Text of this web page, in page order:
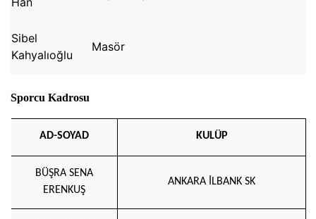
Sibel
Kahyalıoğlu
Masör
Sporcu Kadrosu
AD-SOYAD KULÜP
BÜŞRA SENA
ERENKUŞ
ANKARA İLBANK SK